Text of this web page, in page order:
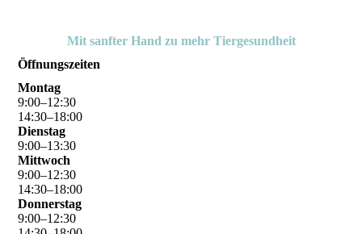
Mit sanfter Hand zu mehr Tiergesundheit
Öffnungszeiten
Montag
9:00–12:30
14:30–18:00
Dienstag
9:00–13:30
Mittwoch
9:00–12:30
14:30–18:00
Donnerstag
9:00–12:30